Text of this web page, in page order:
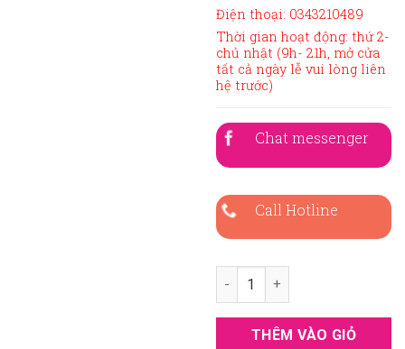
Điện thoại: 0343210489
Thời gian hoạt động: thứ 2-
chủ nhật (9h- 21h, mở cửa
tất cả ngày lễ vui lòng liên
hệ trước)
Chat messenger
Call Hotline
Áo dài bưng quả nam đỏ số
THÊM VÀO GIỎ